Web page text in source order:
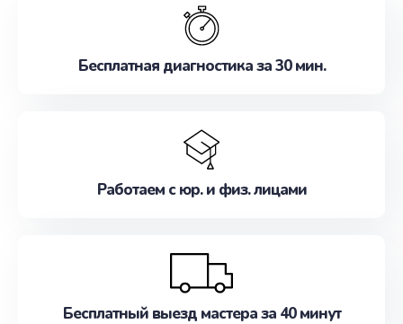
Бесплатная диагностика за 30 мин.
Работаем с юр. и физ. лицами
Бесплатный выезд мастера за 40 минут